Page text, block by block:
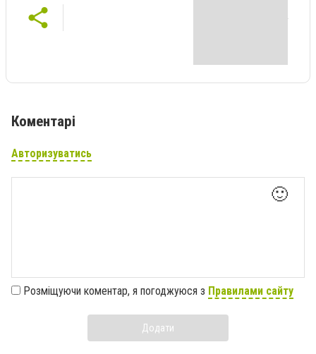
Коментарі
Авторизуватись
🙂
Розміщуючи коментар, я погоджуюся з Правилами сайту
Додати